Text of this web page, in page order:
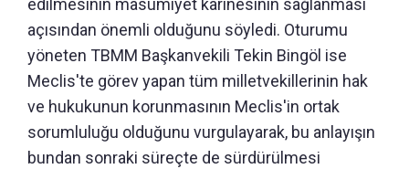
edilmesinin masumiyet karinesinin sağlanması
açısından önemli olduğunu söyledi. Oturumu
yöneten TBMM Başkanvekili Tekin Bingöl ise
Meclis'te görev yapan tüm milletvekillerinin hak
ve hukukunun korunmasının Meclis'in ortak
sorumluluğu olduğunu vurgulayarak, bu anlayışın
bundan sonraki süreçte de sürdürülmesi